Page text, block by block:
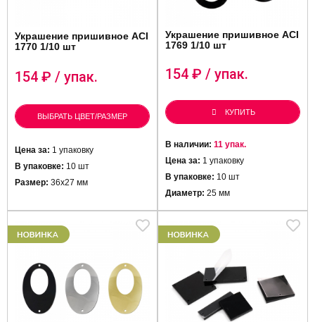
Украшение пришивное ACI
1770 1/10 шт
154 ₽ / упак.
ВЫБРАТЬ ЦВЕТ/РАЗМЕР
Цена за: 1 упаковку
В упаковке: 10 шт
Размер: 36х27 мм
Украшение пришивное ACI
1769 1/10 шт
154 ₽ / упак.
КУПИТЬ
В наличии: 11 упак.
Цена за: 1 упаковку
В упаковке: 10 шт
Диаметр: 25 мм